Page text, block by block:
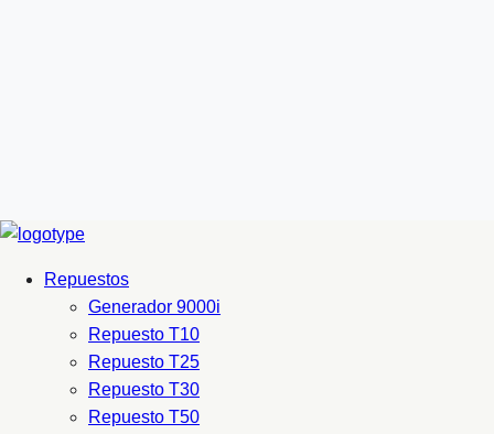
Repuestos
Generador 9000i
Repuesto T10
Repuesto T25
Repuesto T30
Repuesto T50